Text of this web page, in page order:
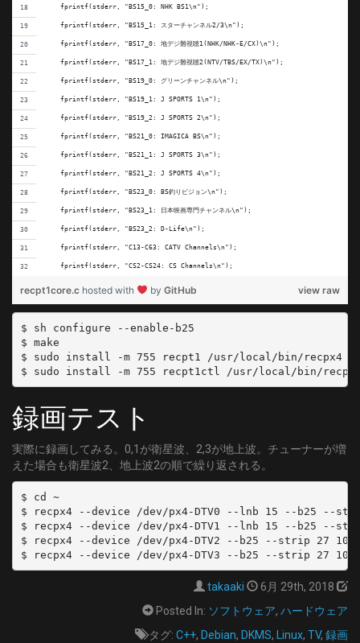
    fprintf(stderr, "BS15_0: NHK BS1\n");
    fprintf(stderr, "BS15_1: スターチャンネル2/3\n");
    fprintf(stderr, "BS17_0: 地デジ難視聴1(NHK/NHK-E/CX)\n");
    fprintf(stderr, "BS17_1: 地デジ難視聴2(NTV/TBS/EX/TX)\n");
    fprintf(stderr, "BS19_0: グリーンチャンネル\n");
    fprintf(stderr, "BS19_1: J SPORTS 1\n");
    fprintf(stderr, "BS19_2: J SPORTS 2\n");
    fprintf(stderr, "BS21_0: IMAGICA BS\n");
    fprintf(stderr, "BS21_1: J SPORTS 3\n");
    fprintf(stderr, "BS21_2: J SPORTS 4\n");
    fprintf(stderr, "BS23_0: BS釣りビジョン\n");
    fprintf(stderr, "BS23_1: 日本映画専門チャンネル\n");
    fprintf(stderr, "BS23_2: D-Life\n");
    fprintf(stderr, "C13-C63: CATV Channels\n");
    fprintf(stderr, "CS2-CS24: CS Channels\n");
view raw
recpt1core.c hosted with by GitHub
$ sh configure --enable-b25
$ make
$ sudo install -m 755 recpt1 /usr/local/bin/recpx4
録画テスト
実際に録画してみる。0,1が衛星波、2,3が地上波。チューナーが増
えた場合も衛星波2、地上波2の順で繰り返される。
$ cd ~
$ recpx4 --device /dev/px4-DTV0 --lnb 15 --b25 --
$ recpx4 --device /dev/px4-DTV1 --lnb 15 --b25 --
$ recpx4 --device /dev/px4-DTV2 --b25 --strip 27 10
takaaki
6月 29th, 2018
Posted In: ソフトウェア, ハードウェア
タグ: C++, Debian, DKMS, Linux, TV, 録画